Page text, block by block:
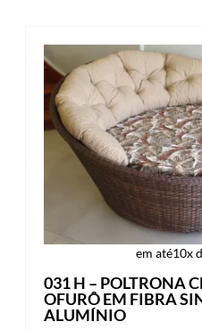
em até10x
031 H – POLTRONA
OFURÔ EM FIBRA
ALUMÍNIO